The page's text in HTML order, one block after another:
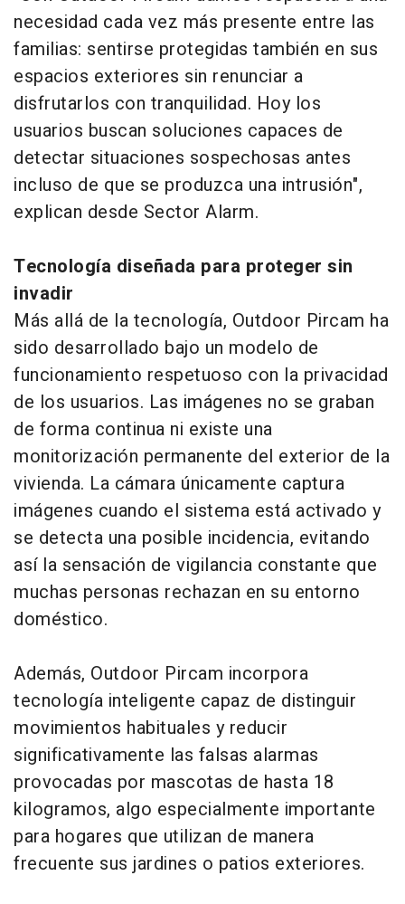
necesidad cada vez más presente entre las
familias: sentirse protegidas también en sus
espacios exteriores sin renunciar a
disfrutarlos con tranquilidad. Hoy los
usuarios buscan soluciones capaces de
detectar situaciones sospechosas antes
incluso de que se produzca una intrusión",
explican desde Sector Alarm.
Tecnología diseñada para proteger sin
invadir
Más allá de la tecnología, Outdoor Pircam ha
sido desarrollado bajo un modelo de
funcionamiento respetuoso con la privacidad
de los usuarios. Las imágenes no se graban
de forma continua ni existe una
monitorización permanente del exterior de la
vivienda. La cámara únicamente captura
imágenes cuando el sistema está activado y
se detecta una posible incidencia, evitando
así la sensación de vigilancia constante que
muchas personas rechazan en su entorno
doméstico.
Además, Outdoor Pircam incorpora
tecnología inteligente capaz de distinguir
movimientos habituales y reducir
significativamente las falsas alarmas
provocadas por mascotas de hasta 18
kilogramos, algo especialmente importante
para hogares que utilizan de manera
frecuente sus jardines o patios exteriores.